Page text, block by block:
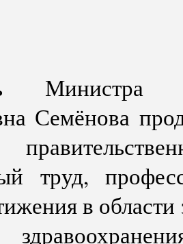
Министра
Семёнова
труд,
в